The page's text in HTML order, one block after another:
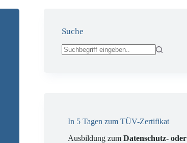
Suche
In 5 Tagen zum TÜV-Zertifikat
Ausbildung zumDatenschutz- oder